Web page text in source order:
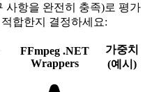
사항을 완전히 충족)로 평가
합한지 결정하세요:
FFmpeg .NET
Wrappers
가중치
(예시)